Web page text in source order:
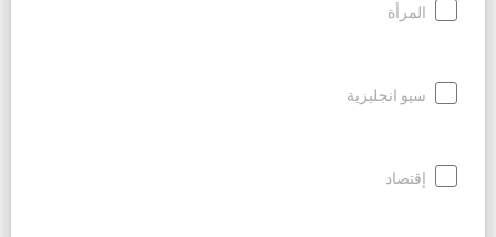
المرأة
سيو انجليزية
إقتصاد